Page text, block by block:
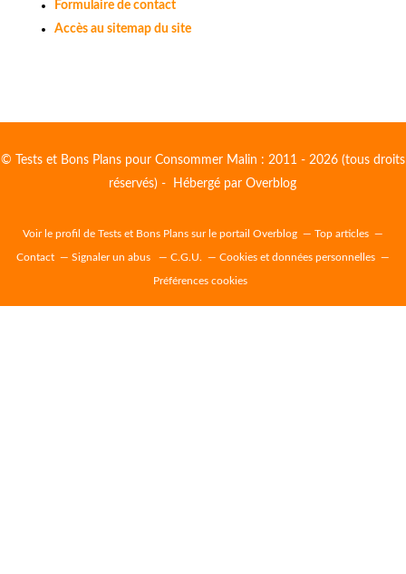
Formulaire de contact
Accès au sitemap du site
© Tests et Bons Plans pour Consommer Malin : 2011 - 2026 (tous droits
réservés) - Hébergé parOverblog
Voir le profil de Tests et Bons Plans sur le portail Overblog Top articles
Contact Signaler un abus C.G.U. Cookies et données personnelles
Préférences cookies